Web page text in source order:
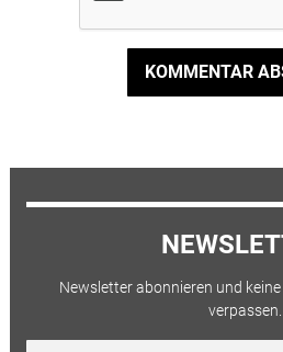
KOMMENTAR
Newsletter abonnieren und
verpassen.